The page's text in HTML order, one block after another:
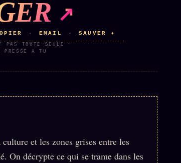
· EMAIL · SAUVER ✦
PAS TOUTE SEULE ·
PRESSE A TU
et les zones grises entre les
On décrypte ce qui se trame dans les